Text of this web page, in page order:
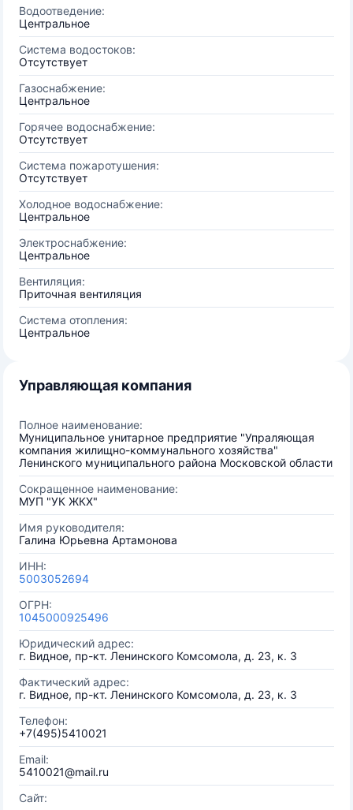
Водоотведение:
Центральное
Система водостоков:
Отсутствует
Газоснабжение:
Центральное
Горячее водоснабжение:
Отсутствует
Система пожаротушения:
Отсутствует
Холодное водоснабжение:
Центральное
Электроснабжение:
Центральное
Вентиляция:
Приточная вентиляция
Система отопления:
Центральное
Управляющая компания
Полное наименование:
Муниципальное унитарное предприятие "Упраляющая
компания жилищно-коммунального хозяйства"
Ленинского муниципального района Московской области
Сокращенное наименование:
МУП "УК ЖКХ"
Имя руководителя:
Галина Юрьевна Артамонова
ИНН:
5003052694
ОГРН:
1045000925496
Юридический адрес:
г. Видное, пр-кт. Ленинского Комсомола, д. 23, к. 3
Фактический адрес:
г. Видное, пр-кт. Ленинского Комсомола, д. 23, к. 3
Телефон:
+7(495)5410021
Email:
5410021@mail.ru
Сайт: